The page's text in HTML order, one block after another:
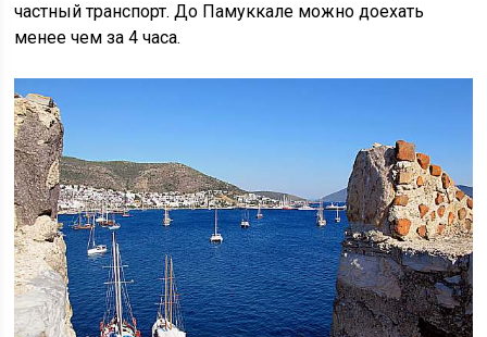
частный транспорт. До Памуккале можно доехать
менее чем за 4 часа.